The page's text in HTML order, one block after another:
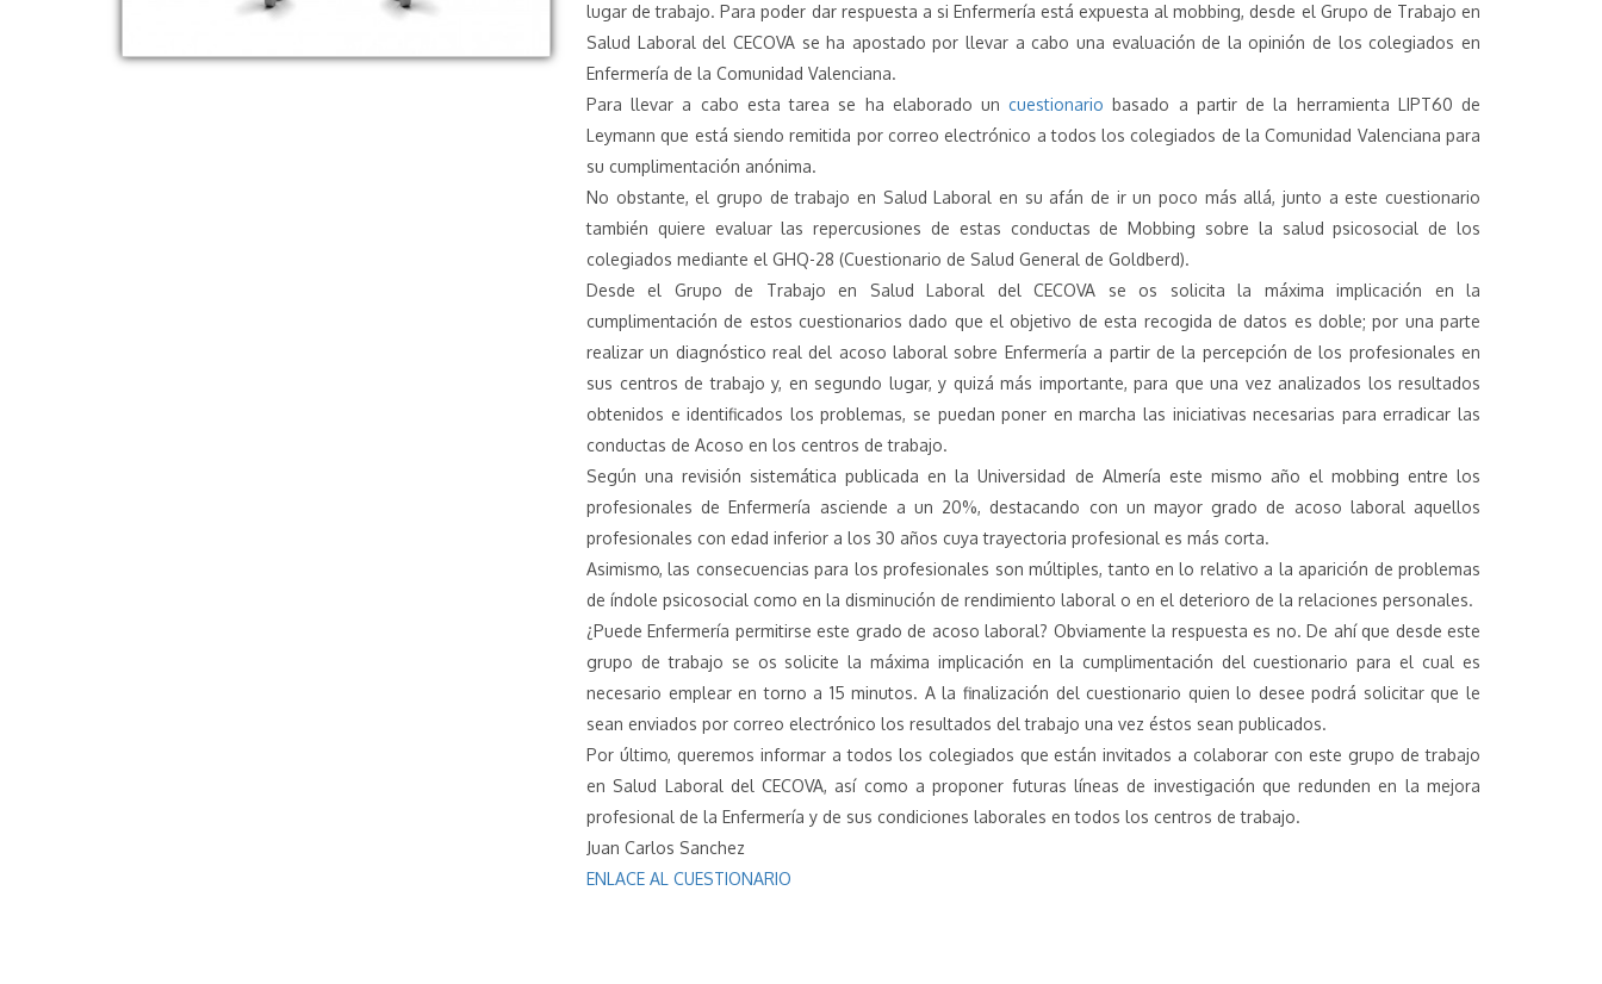
lugar de trabajo. Para poder dar respuesta a si Enfermería está expuesta al mobbing, desde el Grupo de Trabajo en
Salud Laboral del CECOVA se ha apostado por llevar a cabo una evaluación de la opinión de los colegiados en
Enfermería de la Comunidad Valenciana.
Para llevar a cabo esta tarea se ha elaborado uncuestionario basado a partir de la herramienta LIPT60 de
Leymann que está siendo remitida por correo electrónico a todos los colegiados de la Comunidad Valenciana para
su cumplimentación anónima.
No obstante, el grupo de trabajo en Salud Laboral en su afán de ir un poco más allá, junto a este cuestionario
también quiere evaluar las repercusiones de estas conductas de Mobbing sobre la salud psicosocial de los
colegiados mediante el GHQ-28 (Cuestionario de Salud General de Goldberd).
Desde el Grupo de Trabajo en Salud Laboral del CECOVA se os solicita la máxima implicación en la
cumplimentación de estos cuestionarios dado que el objetivo de esta recogida de datos es doble; por una parte
realizar un diagnóstico real del acoso laboral sobre Enfermería a partir de la percepción de los profesionales en
sus centros de trabajo y, en segundo lugar, y quizá más importante, para que una vez analizados los resultados
obtenidos e identificados los problemas, se puedan poner en marcha las iniciativas necesarias para erradicar las
conductas de Acoso en los centros de trabajo.
Según una revisión sistemática publicada en la Universidad de Almería este mismo año el mobbing entre los
profesionales de Enfermería asciende a un 20%, destacando con un mayor grado de acoso laboral aquellos
profesionales con edad inferior a los 30 años cuya trayectoria profesional es más corta.
Asimismo, las consecuencias para los profesionales son múltiples, tanto en lo relativo a la aparición de problemas
de índole psicosocial como en la disminución de rendimiento laboral o en el deterioro de la relaciones personales.
¿Puede Enfermería permitirse este grado de acoso laboral? Obviamente la respuesta es no. De ahí que desde este
grupo de trabajo se os solicite la máxima implicación en la cumplimentación del cuestionario para el cual es
necesario emplear en torno a 15 minutos. A la finalización del cuestionario quien lo desee podrá solicitar que le
sean enviados por correo electrónico los resultados del trabajo una vez éstos sean publicados.
Por último, queremos informar a todos los colegiados que están invitados a colaborar con este grupo de trabajo
en Salud Laboral del CECOVA, así como a proponer futuras líneas de investigación que redunden en la mejora
profesional de la Enfermería y de sus condiciones laborales en todos los centros de trabajo.
Juan Carlos Sanchez
ENLACE AL CUESTIONARIO